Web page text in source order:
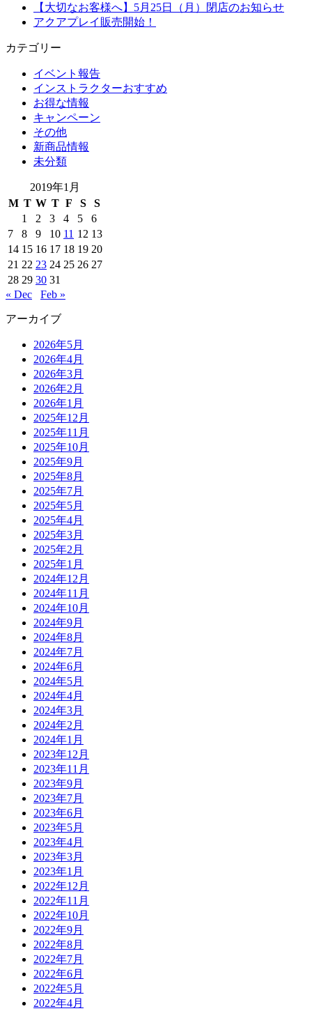
【大切なお客様へ】5月25日（月）閉店のお知らせ
アクアプレイ販売開始！
カテゴリー
イベント報告
インストラクターおすすめ
お得な情報
キャンペーン
その他
新商品情報
未分類
2019年1月
M T W T F S
S
1
2 3 4 5
6
7
8 9 10 11 12 13
14 15 16 17 18 19 20
21 22 23 24 25 26 27
28 29 30 31
« Dec
Feb »
アーカイブ
2026年5月
2026年4月
2026年3月
2026年2月
2026年1月
2025年12月
2025年11月
2025年10月
2025年9月
2025年8月
2025年7月
2025年5月
2025年4月
2025年3月
2025年2月
2025年1月
2024年12月
2024年11月
2024年10月
2024年9月
2024年8月
2024年7月
2024年6月
2024年5月
2024年4月
2024年3月
2024年2月
2024年1月
2023年12月
2023年11月
2023年9月
2023年7月
2023年6月
2023年5月
2023年4月
2023年3月
2023年1月
2022年12月
2022年11月
2022年10月
2022年9月
2022年8月
2022年7月
2022年6月
2022年5月
2022年4月